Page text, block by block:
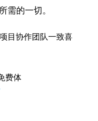
需的一切。
目协作团队一致喜
费体